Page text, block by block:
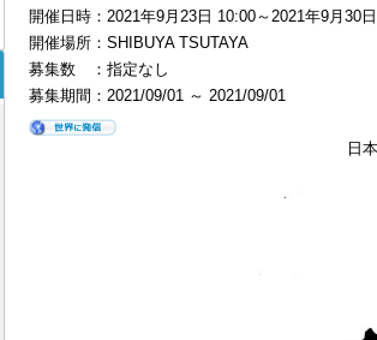
開催日時：2021年9月23日 10:00～2021年9月30
開催場所：SHIBUYA TSUTAYA
募集数 ：指定なし
募集期間：2021/09/01 ～ 2021/09/01
日